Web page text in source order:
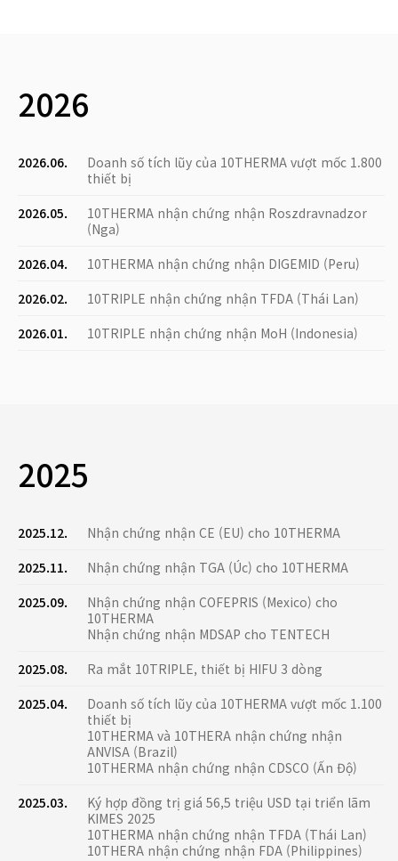
2026
2026.06.
Doanh số tích lũy của 10THERMA vượt mốc 1.800
thiết bị
2026.05.
10THERMA nhận chứng nhận Roszdravnadzor
(Nga)
2026.04.
10THERMA nhận chứng nhận DIGEMID (Peru)
2026.02.
10TRIPLE nhận chứng nhận TFDA (Thái Lan)
2026.01.
10TRIPLE nhận chứng nhận MoH (Indonesia)
2025
2025.12.
Nhận chứng nhận CE (EU) cho 10THERMA
2025.11.
Nhận chứng nhận TGA (Úc) cho 10THERMA
2025.09.
Nhận chứng nhận COFEPRIS (Mexico) cho
10THERMA
Nhận chứng nhận MDSAP cho TENTECH
2025.08.
Ra mắt 10TRIPLE, thiết bị HIFU 3 dòng
2025.04.
Doanh số tích lũy của 10THERMA vượt mốc 1.100
thiết bị
10THERMA và 10THERA nhận chứng nhận
ANVISA (Brazil)
10THERMA nhận chứng nhận CDSCO (Ấn Độ)
2025.03.
Ký hợp đồng trị giá 56,5 triệu USD tại triển lãm
KIMES 2025
10THERMA nhận chứng nhận TFDA (Thái Lan)
10THERA nhận chứng nhận FDA (Philippines)